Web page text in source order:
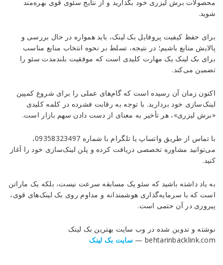
محصولات برش لیزری خود بگذارید و از نتایج سئوی قوی بهره‌مند
شوید.
برای حفظ کیفیت پروفایل بک لینک، باید همواره در حال بررسی و
پالایش منابع باشیم؛ در نتیجه، تسلط بر نحوه انتخاب منابع مناسب
برای بک لینک یک مهارت کلیدی است که موفقیت بلندمدت سئو را
تضمین می‌کند.
اکنون زمان آن رسیده است که گام‌های عملی را برای شروع کمپین
لینک‌سازی خود بردارید. با توجه به رقابت فشرده در کلمه کلیدی
«برش لیزری»، هر تأخیر به معنای از دست دادن سهم بازار است.
با تماس از طریق واتساپ یا تلگرام با شماره 09358323497،
می‌توانید مشاوره تخصصی دریافت کرده و پلن لینک‌سازی خود را آغاز
کنید.
به یاد داشته باشید که سئو یک مسابقه سرعت نیست، بلکه یک ماراتن
است که با سرمایه‌گذاری هوشمندانه و مداوم روی بک لینک‌های قوی،
پیروزی در آن حتمی است.
نوشته و تدوین شده در وب سایت بهترین بک لینک
behtarinbacklink.com —
سایت بک لینک